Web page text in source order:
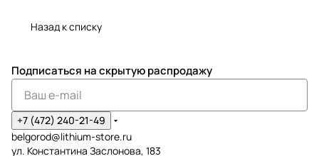
Назад к списку
Подписаться на скрытую распродажу
+7 (472) 240-21-49
belgorod@lithium-store.ru
ул. Константина Заслонова, 183